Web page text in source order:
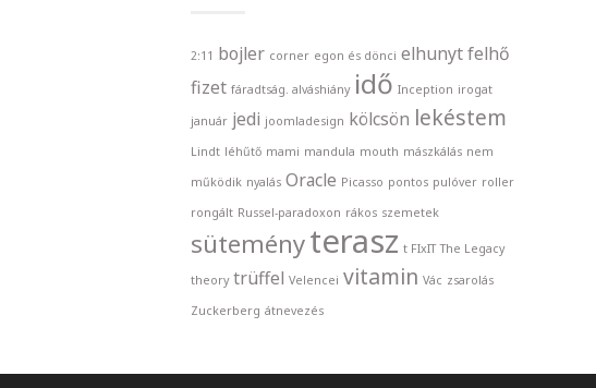
2:11 bojler corner egon és dönci elhunytfelhő
fizet fáradtság. alváshiány idő Inception irogat
január jedi joomladesign kölcsön lekéstem
Lindt léhűtő mami mandula mouth mászkálás nem
működik nyalás Oracle Picasso pontos pulóver roller
rongált Russel-paradoxon rákos szemetek
süteményterasz t FIxIT The Legacy
theory trüffel Velencei vitamin Vác zsarolás
Zuckerberg átnevezés